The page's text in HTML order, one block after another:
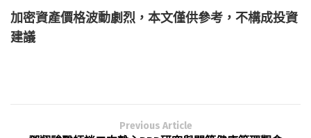
加密資產價格波動劇烈，本文僅供參考，不構成投資
建議
Previous Article